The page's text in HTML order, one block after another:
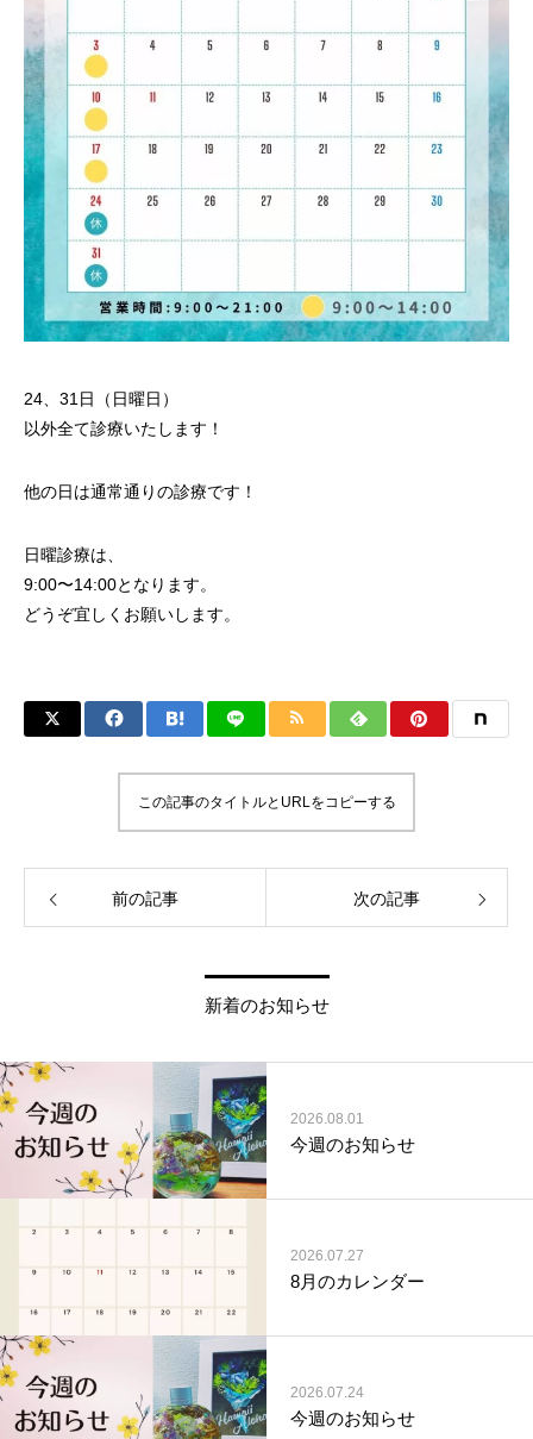
24、31日（日曜日）
以外全て診療いたします！
他の日は通常通りの診療です！
日曜診療は、
9:00〜14:00となります。
どうぞ宜しくお願いします。
この記事のタイトルとURLをコピーする
前の記事 次の記事
新着のお知らせ
2026.08.01
今週のお知らせ
2026.07.27
8月のカレンダー
2026.07.24
今週のお知らせ